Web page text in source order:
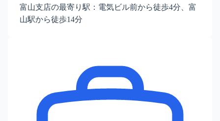
富山支店の最寄り駅：電気ビル前から徒歩4分、富
山駅から徒歩14分